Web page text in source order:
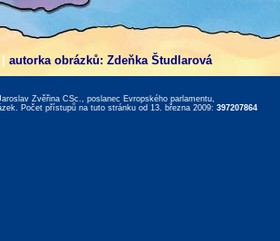
autorka obrázků: Zdeňka Študlarová
Zvěřina CSc., poslanec Evropského parlamentu,
. Počet přístupů na tuto stránku od 13. března 2009: 397207864